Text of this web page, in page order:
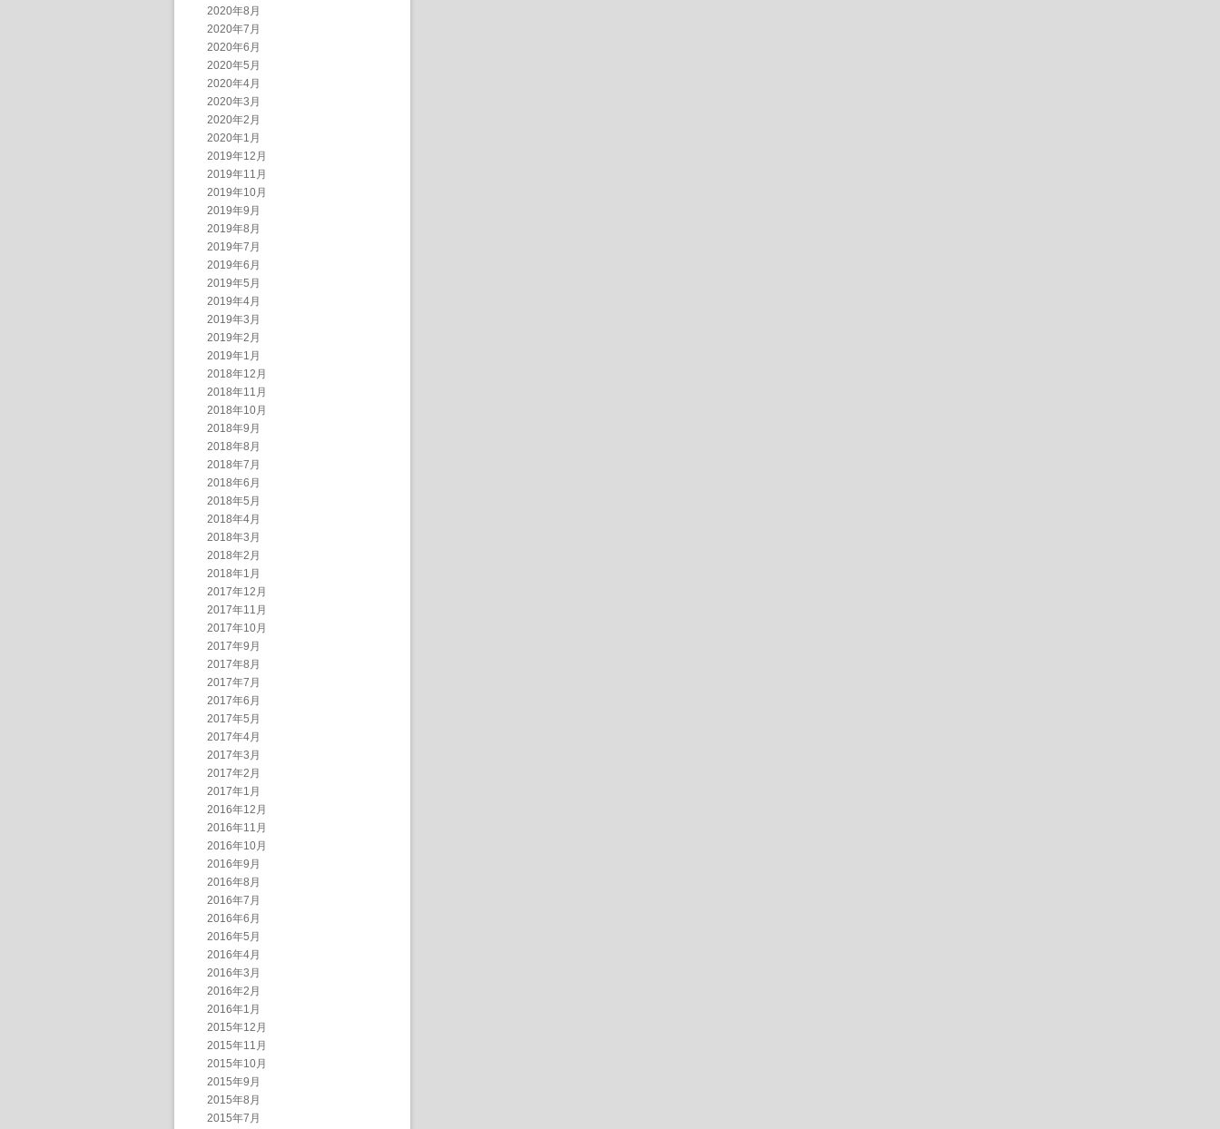
2020年8月
2020年7月
2020年6月
2020年5月
2020年4月
2020年3月
2020年2月
2020年1月
2019年12月
2019年11月
2019年10月
2019年9月
2019年8月
2019年7月
2019年6月
2019年5月
2019年4月
2019年3月
2019年2月
2019年1月
2018年12月
2018年11月
2018年10月
2018年9月
2018年8月
2018年7月
2018年6月
2018年5月
2018年4月
2018年3月
2018年2月
2018年1月
2017年12月
2017年11月
2017年10月
2017年9月
2017年8月
2017年7月
2017年6月
2017年5月
2017年4月
2017年3月
2017年2月
2017年1月
2016年12月
2016年11月
2016年10月
2016年9月
2016年8月
2016年7月
2016年6月
2016年5月
2016年4月
2016年3月
2016年2月
2016年1月
2015年12月
2015年11月
2015年10月
2015年9月
2015年8月
2015年7月